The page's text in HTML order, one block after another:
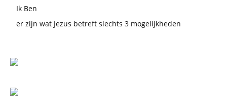
Ik Ben
er zijn wat Jezus betreft slechts 3 mogelijkheden